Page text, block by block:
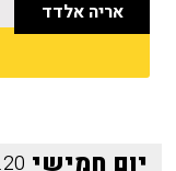
אריה אלדד
יום חמישי